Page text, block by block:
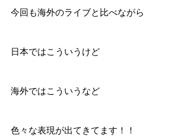
今回も海外のライブと比べながら
日本ではこういうけど
海外ではこういうなど
色々な表現が出てきてます！！